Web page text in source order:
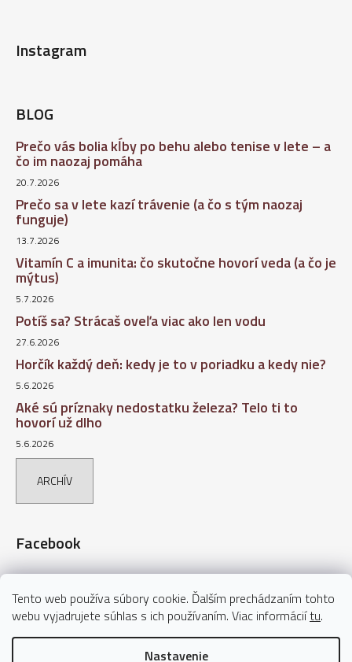
Tento web používa súbory cookie. Ďalším prechádzaním tohto
webu vyjadrujete súhlas s ich používaním. Viac informáciítu.
Nastavenie
Instagram
BLOG
Prečo vás bolia kĺby po behu alebo tenise v lete – a
čo im naozaj pomáha
20.7.2026
Prečo sa v lete kazí trávenie (a čo s tým naozaj
funguje)
13.7.2026
Vitamín C a imunita: čo skutočne hovorí veda (a čo je
mýtus)
5.7.2026
Potíš sa? Strácaš oveľa viac ako len vodu
27.6.2026
Horčík každý deň: kedy je to v poriadku a kedy nie?
5.6.2026
Aké sú príznaky nedostatku železa? Telo ti to
hovorí už dlho
5.6.2026
ARCHÍV
Facebook